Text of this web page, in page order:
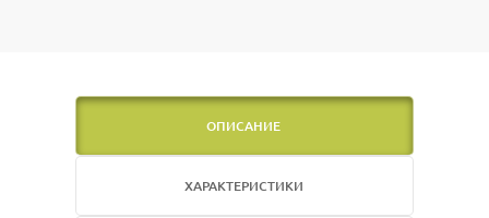
ОПИСАНИЕ
ХАРАКТЕРИСТИКИ